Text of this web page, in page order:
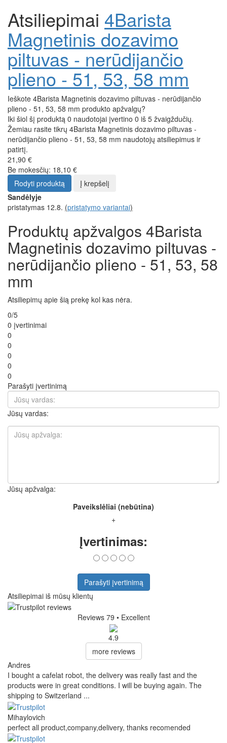
Atsiliepimai 4Barista
Magnetinis dozavimo
piltuvas - nerūdijančio
plieno - 51, 53, 58 mm
Ieškote 4Barista Magnetinis dozavimo piltuvas - nerūdijančio
plieno - 51, 53, 58 mm produkto apžvalgų?
Iki šiol šį produktą 0 naudotojai įvertino 0 iš 5 žvaigždučių.
Žemiau rasite tikrų 4Barista Magnetinis dozavimo piltuvas -
nerūdijančio plieno - 51, 53, 58 mm naudotojų atsiliepimus ir
patirtį.
21,90 €
Be mokesčių: 18,10 €
Rodyti produktą
Į krepšelį
Sandėlyje
pristatymas 12.8. (pristatymo variantai)
Produktų apžvalgos 4Barista
Magnetinis dozavimo piltuvas -
nerūdijančio plieno - 51, 53, 58
mm
Atsiliepimų apie šią prekę kol kas nėra.
0/5
0 įvertinimai
0
0
0
0
0
Parašyti įvertinimą
Jūsų vardas:
Jūsų apžvalga:
Paveikslėliai (nebūtina)
+
Įvertinimas:
Parašyti įvertinimą
Atsiliepimai iš mūsų klientų
Reviews 79 • Excellent
4.9
more reviews
Andres
I bought a cafelat robot, the delivery was really fast and the
products were in great conditions. I will be buying again. The
shipping to Switzerland ...
Mihaylovich
perfect all product,company,delivery, thanks recomended